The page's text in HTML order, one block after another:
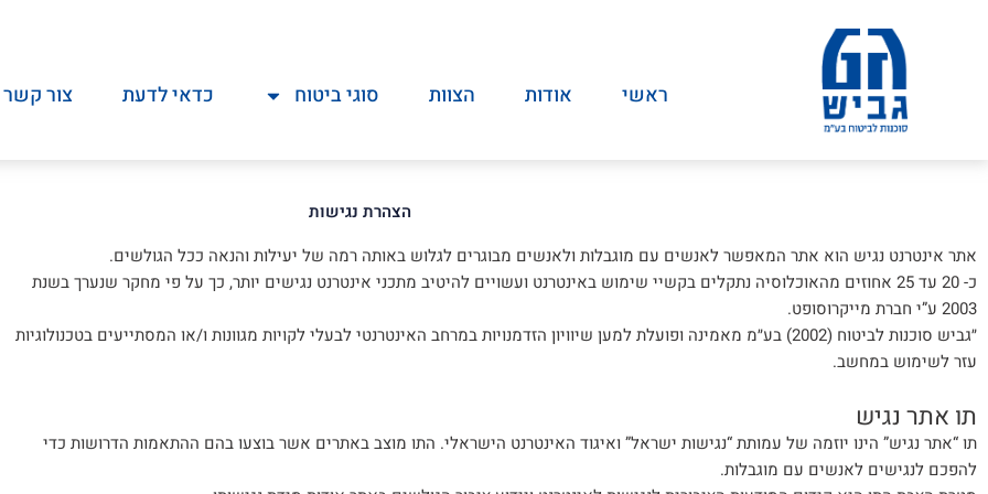
ראשי אודות הצוות סוגי ביטוח כדאי לדעת צור קשר
הצהרת נגישות
אתר אינטרנט נגיש הוא אתר המאפשר לאנשים עם מוגבלות ולאנשים מבוגרים לגלוש באותה רמה של יעילות והנאה ככל הגולשים.
כ- 20 עד 25 אחוזים מהאוכלוסיה נתקלים בקשיי שימוש באינטרנט ועשויים להיטיב מתכני אינטרנט נגישים יותר, כך על פי מחקר שנערך בשנת
2003 ע”י חברת מייקרוסופט.
״גביש סוכנות לביטוח (2002) בע״מ מאמינה ופועלת למען שיוויון הזדמנויות במרחב האינטרנטי לבעלי לקויות מגוונות ו/או המסתייעים בטכנולוגיות
עזר לשימוש במחשב.
תו אתר נגיש
תו “אתר נגיש” הינו יוזמה של עמותת “נגישות ישראל” ואיגוד האינטרנט הישראלי. התו מוצב באתרים אשר בוצעו בהם ההתאמות הדרושות כדי
להפכם לנגישים לאנשים עם מוגבלות.